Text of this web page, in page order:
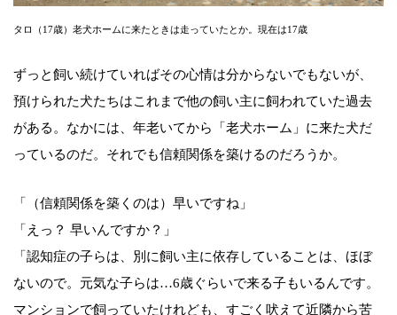
タロ（17歳）老犬ホームに来たときは走っていたとか。現在は17歳
ずっと飼い続けていればその心情は分からないでもないが、
預けられた犬たちはこれまで他の飼い主に飼われていた過去
がある。なかには、年老いてから「老犬ホーム」に来た犬だ
っているのだ。それでも信頼関係を築けるのだろうか。
「（信頼関係を築くのは）早いですね」
「えっ？ 早いんですか？」
「認知症の子らは、別に飼い主に依存していることは、ほぼ
ないので。元気な子らは…6歳ぐらいで来る子もいるんです。
マンションで飼っていたけれども、すごく吠えて近隣から苦